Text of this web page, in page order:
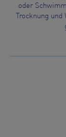
oder
Trocknung